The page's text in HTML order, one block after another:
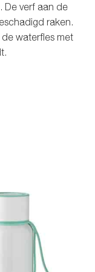
De verf aan de
raken.
waterfles met